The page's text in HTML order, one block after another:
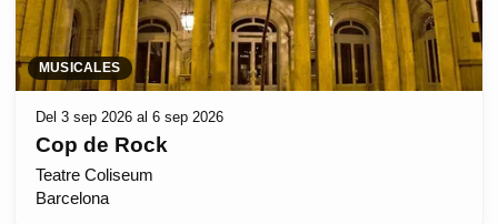
MUSICALES
Del 3 sep 2026 al 6 sep 2026
Cop de Rock
Teatre Coliseum
Barcelona